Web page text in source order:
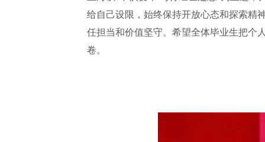
给自己设限，始终保持开放心态和探索精
任担当和价值坚守。希望全体毕业生把个
卷。